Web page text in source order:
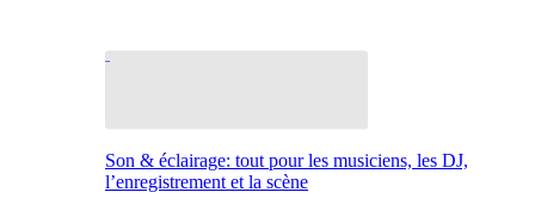
Son & éclairage: tout pour les musiciens, les DJ,
l’enregistrement et la scène